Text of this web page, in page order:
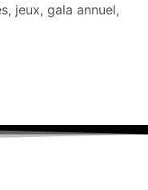
jeux, gala annuel,